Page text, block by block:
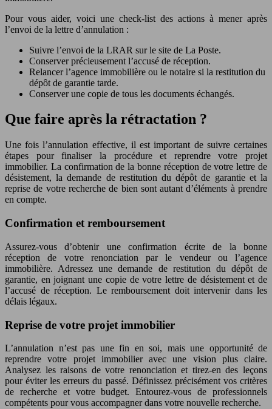
Pour vous aider, voici une check-list des actions à mener après
l’envoi de la lettre d’annulation :
Suivre l’envoi de la LRAR sur le site de La Poste.
Conserver précieusement l’accusé de réception.
Relancer l’agence immobilière ou le notaire si la restitution du
dépôt de garantie tarde.
Conserver une copie de tous les documents échangés.
Que faire après la rétractation ?
Une fois l’annulation effective, il est important de suivre certaines
étapes pour finaliser la procédure et reprendre votre projet
immobilier. La confirmation de la bonne réception de votre lettre de
désistement, la demande de restitution du dépôt de garantie et la
reprise de votre recherche de bien sont autant d’éléments à prendre
en compte.
Confirmation et remboursement
Assurez-vous d’obtenir une confirmation écrite de la bonne
réception de votre renonciation par le vendeur ou l’agence
immobilière. Adressez une demande de restitution du dépôt de
garantie, en joignant une copie de votre lettre de désistement et de
l’accusé de réception. Le remboursement doit intervenir dans les
délais légaux.
Reprise de votre projet immobilier
L’annulation n’est pas une fin en soi, mais une opportunité de
reprendre votre projet immobilier avec une vision plus claire.
Analysez les raisons de votre renonciation et tirez-en des leçons
pour éviter les erreurs du passé. Définissez précisément vos critères
de recherche et votre budget. Entourez-vous de professionnels
compétents pour vous accompagner dans votre nouvelle recherche.